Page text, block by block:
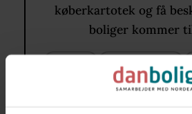
køberkartotek og få
boliger kommer
1.500.000 kr. -